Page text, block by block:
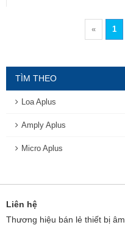
« 1
TÌM THEO
Loa Aplus
Amply Aplus
Micro Aplus
Liên hệ
Thương hiệu bán lẻ thiết bị âm